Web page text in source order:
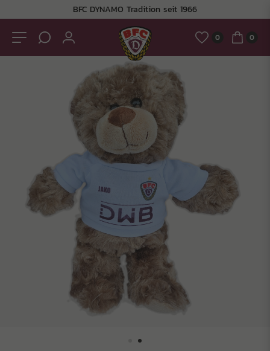
BFC DYNAMO Tradition seit 1966
0 0